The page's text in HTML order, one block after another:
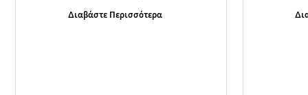
Διαβάστε Περισσότερα